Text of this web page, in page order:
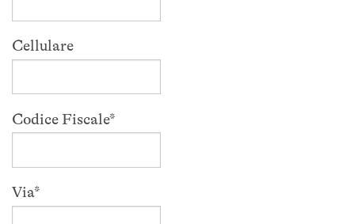
Cellulare
Codice Fiscale*
Via*